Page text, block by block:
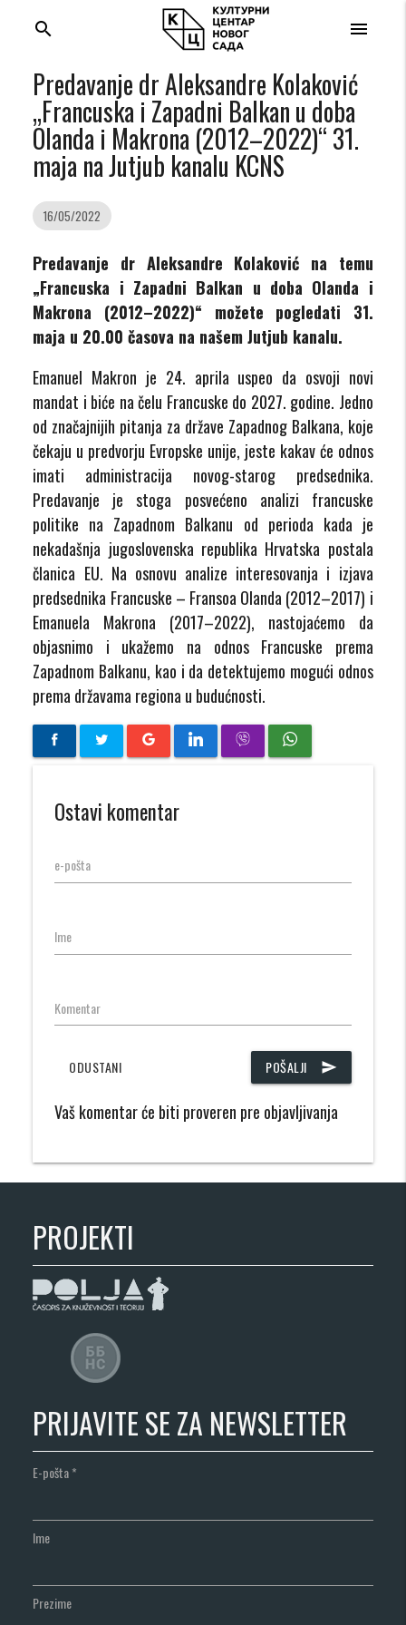
menu
search
Predavanje dr Aleksandre Kolaković
„Francuska i Zapadni Balkan u doba
Olanda i Makrona (2012–2022)“ 31.
maja na Jutjub kanalu KCNS
16/05/2022
Predavanje dr Aleksandre Kolaković na temu
„Francuska i Zapadni Balkan u doba Olanda i
Makrona (2012–2022)“ možete pogledati 31.
maja u 20.00 časova na našem Jutjub kanalu.
Emanuel Makron je 24. aprila uspeo da osvoji novi
mandat i biće na čelu Francuske do 2027. godine. Jedno
od značajnijih pitanja za države Zapadnog Balkana, koje
čekaju u predvorju Evropske unije, jeste kakav će odnos
imati administracija novog-starog predsednika.
Predavanje je stoga posvećeno analizi francuske
politike na Zapadnom Balkanu od perioda kada je
nekadašnja jugoslovenska republika Hrvatska postala
članica EU. Na osnovu analize interesovanja i izjava
predsednika Francuske – Fransoa Olanda (2012–2017) i
Emanuela Makrona (2017–2022), nastojaćemo da
objasnimo i ukažemo na odnos Francuske prema
Zapadnom Balkanu, kao i da detektujemo mogući odnos
prema državama regiona u budućnosti.
Ostavi komentar
e-pošta
Ime
Komentar
POŠALJI send
ODUSTANI
Vaš komentar će biti proveren pre objavljivanja
PROJEKTI
PRIJAVITE SE ZA NEWSLETTER
E-pošta*
Ime
Prezime